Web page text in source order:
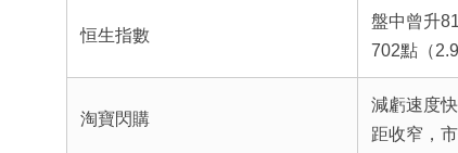
恒生指數
盤中曾升
702點（
淘寶閃購
減虧速度
距收窄，